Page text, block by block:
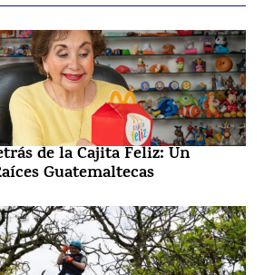
de la Cajita Feliz: Un
Guatemaltecas